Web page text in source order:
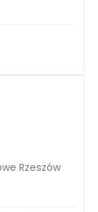
Rzeszów